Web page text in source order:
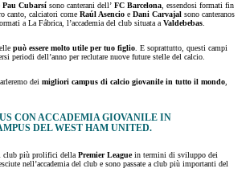
Pau Cubarsí sono canterani dell’ FC Barcelona , essendosi formati fin
canto, calciatori come Raúl Asencio e Dani Carvajal sono canteranos
a La Fábrica, l’accademia del club situata a Valdebebas
può essere molto utile per tuo figlio . E soprattutto, questi campi
periodi dell’anno per reclutare nuove future stelle del calcio.
dei migliori campus di calcio giovanile in tutto il mondo
CON ACCADEMIA GIOVANILE IN
DEL WEST HAM UNITED.
club più prolifici dellaPremier Leaguein termini di sviluppo dei
nell’accademia del club e sono passate a club più importanti del